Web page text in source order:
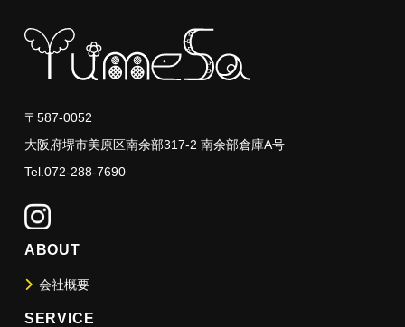
〒587-0052
大阪府堺市美原区南余部317-2 南余部倉庫A号
Tel.072-288-7690
ABOUT
会社概要
SERVICE